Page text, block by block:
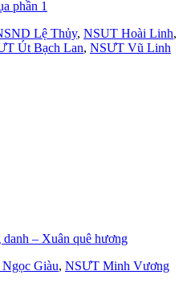
phần 1
Lệ Thủy, NSUT Hoài Linh,
Út Bạch Lan, NSƯT Vũ Linh
– Xuân quê hương
Giàu, NSƯT Minh Vương